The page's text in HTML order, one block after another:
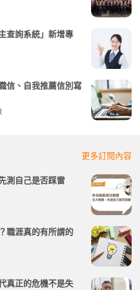
查詢系統」新增專
信、自我推薦信別寫
更多訂閱內容
測自己是否踩雷
職涯真的有所謂的
真正的危機不是失